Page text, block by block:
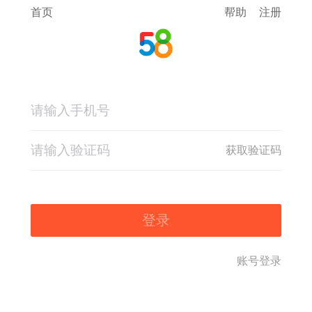
首页 帮助 注册
获取验证码
登录
账号登录